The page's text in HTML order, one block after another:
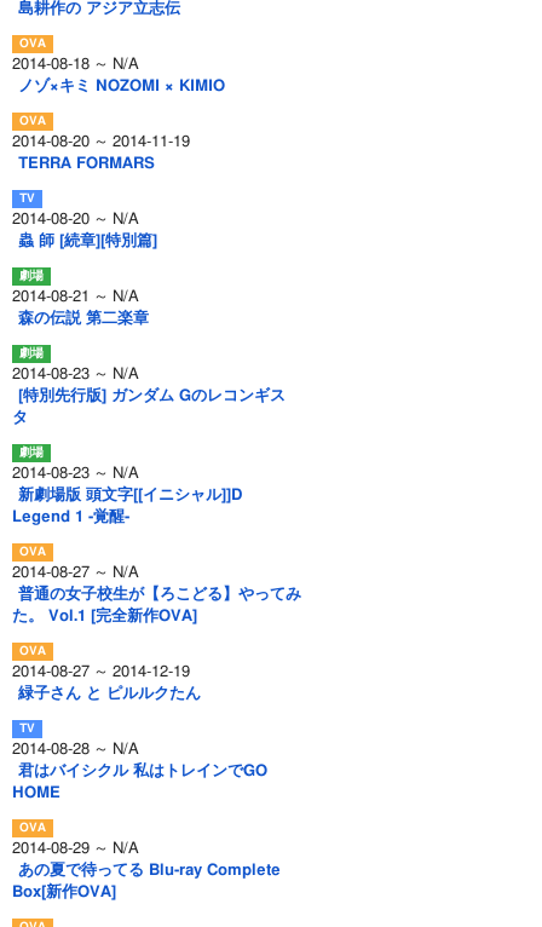
島耕作の アジア立志伝
2014-08-18 ～ N/A
ノゾ×キミ NOZOMI × KIMIO
2014-08-20 ～ 2014-11-19
TERRA FORMARS
2014-08-20 ～ N/A
蟲 師 [続章][特別篇]
2014-08-21 ～ N/A
森の伝説 第二楽章
2014-08-23 ～ N/A
[特別先行版] ガンダム Gのレコンギス
タ
2014-08-23 ～ N/A
新劇場版 頭文字[[イニシャル]]D
Legend 1 -覚醒-
2014-08-27 ～ N/A
普通の女子校生が【ろこどる】やってみ
た。 Vol.1 [完全新作OVA]
2014-08-27 ～ 2014-12-19
緑子さん と ピルルクたん
2014-08-28 ～ N/A
君はバイシクル 私はトレインでGO
HOME
2014-08-29 ～ N/A
あの夏で待ってる Blu-ray Complete
Box[新作OVA]